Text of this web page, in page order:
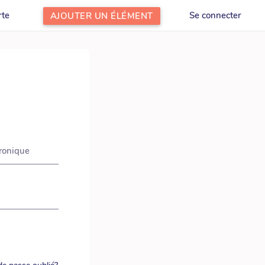
AJOUTER UN ÉLÉMENT Se connecter